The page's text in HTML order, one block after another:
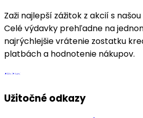
Zaži najlepší zážitok z akcií s
Celé výdavky prehľadne na
najrýchlejšie vrátenie zostatku
platbách a hodnotenie nákupov.
Užitočné odkazy